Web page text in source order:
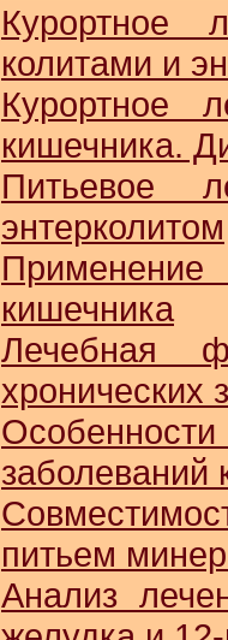
Курортное
колитами и
Курортное
кишечника.
Питьевое
энтерколитом
кишечника
Лечебная
хронических
заболеваний
питьем
Анализ